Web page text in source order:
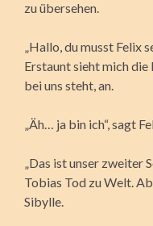
zu übersehen.
„Hallo, du musst Felix
Erstaunt sieht mich die
bei uns steht, an.
„Äh… ja bin ich“, sagt
„Das ist unser zweiter
Tobias Tod zu Welt.
Sibylle.